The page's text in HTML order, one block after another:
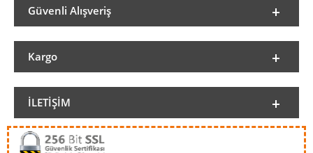
Güvenli Alışveriş
Kargo
İLETIŞIM